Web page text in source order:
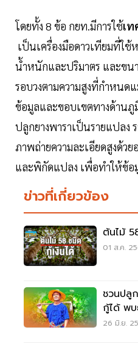
โดยทั้ง 8 ข้อ กยท.มีการใช้เท
เป็นเครื่องมือดาวเทียมที่ใ
น้ำหนักและปริมาตร และขน
รอบวงตามความสูงที่กำหนด
ข้อมูลและขอบเขตทางด้าน
ปลูกยางพาราเป็นรายแปลง
ภาพถ่ายความละเอียดสูงด้ว
และพิกัดแปลง เพื่อทำให้ข้อ
ข่าวที่เกี่ยวข้อง
ต้นไม้
01 ส.ค.
ชวนปลู
กู้ได้ พ
ล้าน
26 มิ.ย.